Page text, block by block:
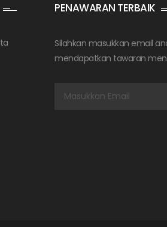
PENAWARAN TERBAIK
Silahkan masukkan email
mendapatkan tawaran